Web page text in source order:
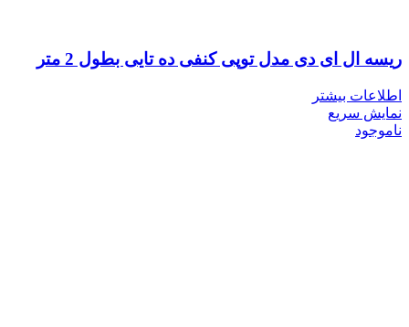
ریسه ال ای دی مدل توپی کنفی ده تایی بطول 2 متر
اطلاعات بیشتر
نمایش سریع
ناموجود